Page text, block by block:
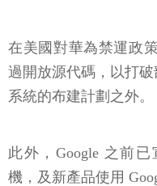
在美國對華為禁運政
過開放源代碼，以打
系統的布建計劃之外。
此外，Google 之前
機，及新產品使用